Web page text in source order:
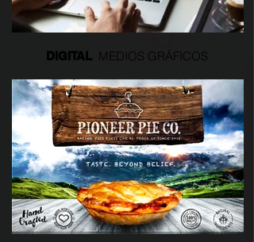
DIGITAL MEDIOS GRÁFICOS